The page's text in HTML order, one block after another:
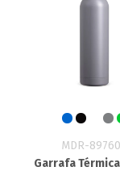
MDR-
Garrafa